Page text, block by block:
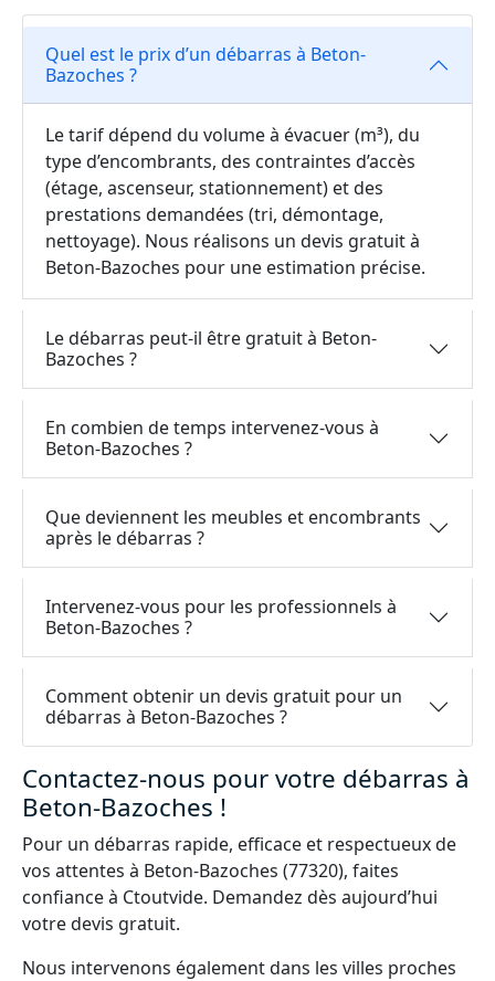
Quel est le prix d’un débarras à Beton-
Bazoches ?
Le tarif dépend du volume à évacuer (m³), du
type d’encombrants, des contraintes d’accès
(étage, ascenseur, stationnement) et des
prestations demandées (tri, démontage,
nettoyage). Nous réalisons un devis gratuit à
Beton-Bazoches pour une estimation précise.
Le débarras peut-il être gratuit à Beton-
Bazoches ?
En combien de temps intervenez-vous à
Beton-Bazoches ?
Que deviennent les meubles et encombrants
après le débarras ?
Intervenez-vous pour les professionnels à
Beton-Bazoches ?
Comment obtenir un devis gratuit pour un
débarras à Beton-Bazoches ?
Contactez-nous pour votre débarras à
Beton-Bazoches !
Pour un débarras rapide, efficace et respectueux de
vos attentes à Beton-Bazoches (77320), faites
confiance à Ctoutvide. Demandez dès aujourd’hui
votre devis gratuit.
Nous intervenons également dans les villes proches